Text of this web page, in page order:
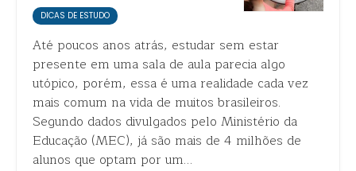
DICAS DE ESTUDO
Até poucos anos atrás, estudar sem estar
presente em uma sala de aula parecia algo
utópico, porém, essa é uma realidade cada vez
mais comum na vida de muitos brasileiros.
Segundo dados divulgados pelo Ministério da
Educação (MEC), já são mais de 4 milhões de
alunos que optam por um…